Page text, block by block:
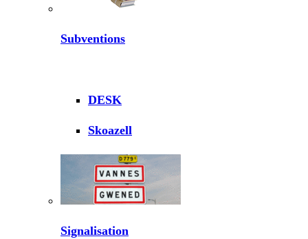
Subventions
DESK
Skoazell
Signalisation